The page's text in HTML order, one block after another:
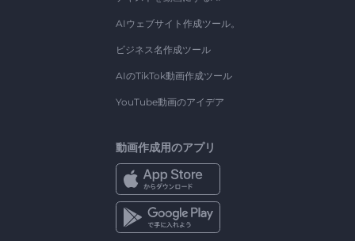
AIウェブサイト作成ツール。
ビジネス名作成ツール
AIのTikTok動画作成ツール
YouTube動画のアイデア
動画作成用のアプリ